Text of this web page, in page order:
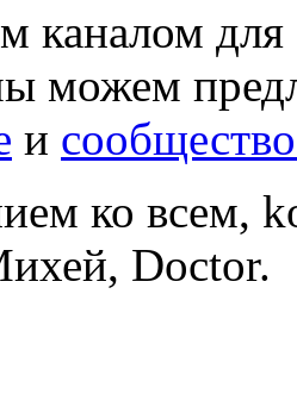
каналом
можем
и
ко всем,
Doctor.